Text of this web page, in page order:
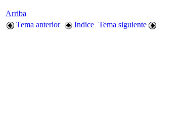
Arriba
Tema anterior
Indice Tema siguiente